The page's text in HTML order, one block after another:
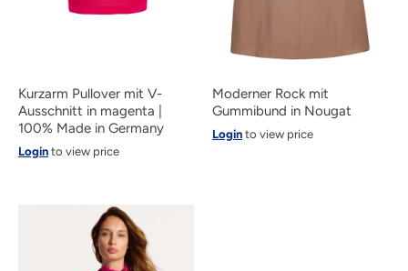
Kurzarm Pullover mit V-
Ausschnitt in magenta |
100% Made in Germany
Login to view price
Moderner Rock mit
Gummibund in Nougat
Login to view price